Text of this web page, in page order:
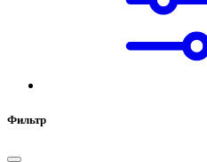
Фильтр